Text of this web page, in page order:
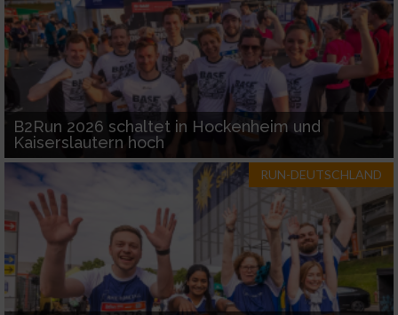
B2Run 2026 schaltet in Hockenheim und
Kaiserslautern hoch
RUN-DEUTSCHLAND
Notwendig
Performance
Funktional
Werbung